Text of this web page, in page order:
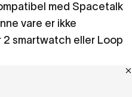
med Spacetalk
vare er ikke
smartwatch eller Loop